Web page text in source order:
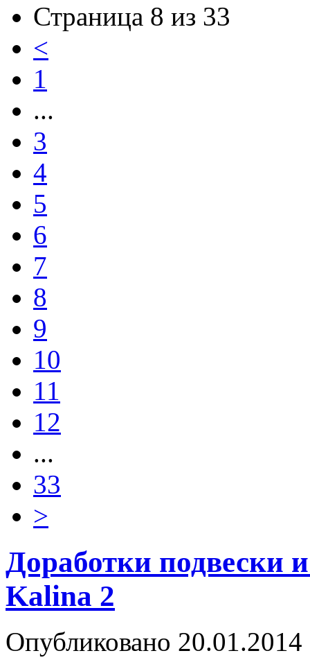
Страница 8 из 33
<
1
...
3
4
5
6
7
8
9
10
11
12
...
33
>
Доработки подвески
Kalina 2
Опубликовано 20.01.2014